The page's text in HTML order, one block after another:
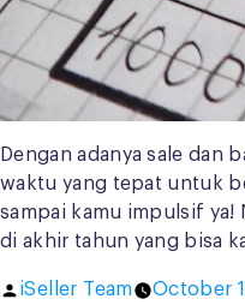
Dengan adanya sale dan
waktu yang tepat untuk
sampai kamu impulsif ya!
di akhir tahun yang bisa
Posted
iSeller Team October